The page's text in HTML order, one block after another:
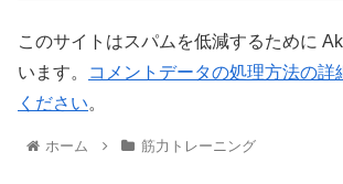
このサイトはスパムを低減するために
います。
コメントデータの処理方法の詳
ください。
ホーム 筋力トレーニング